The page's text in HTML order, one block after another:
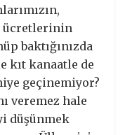
ücretlerinin
baktığınızda
kıt kanaatle de
geçinemiyor?
veremez hale
düşünmek